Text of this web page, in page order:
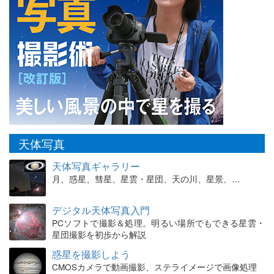
天体写真
天体写真ギャラリー
月、惑星、彗星、星雲・星団、天の川、星景、…
デジタル天体写真入門
PCソフトで撮影＆処理。明るい場所でもできる星雲・
星団撮影を初歩から解説
惑星を撮影しよう
CMOSカメラで動画撮影、ステライメージで画像処理